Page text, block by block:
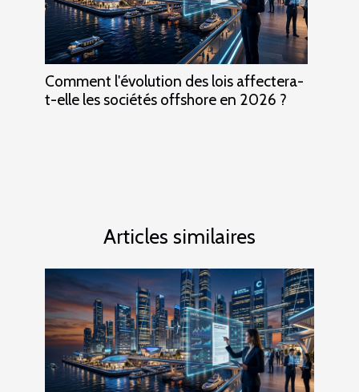
Comment l'évolution des lois affectera-
t-elle les sociétés offshore en 2026 ?
Articles similaires